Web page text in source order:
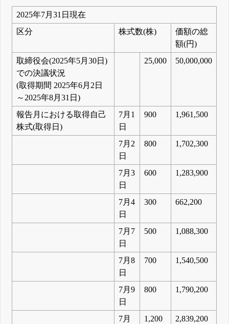
2025年7月31日現在
区分
株式数(株)
価額の総
額(円)
取締役会(2025年5月30日)
での決議状況
(取得期間 2025年6月2日
～2025年8月31日)
25,000 50,000,000
報告月における取得自己
株式(取得日)
7月1
日
900 1,961,500
7月2
日
800 1,702,300
7月3
日
600 1,283,900
7月4
日
300 662,200
7月7
日
500 1,088,300
7月8
日
700 1,540,500
7月9
日
800 1,790,200
7月
1,200 2,839,200